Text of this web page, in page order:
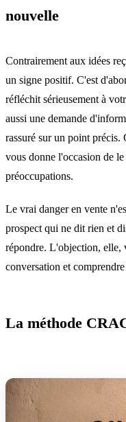
nouvelle
Contrairement aux idées
un signe positif. C'est
réfléchit sérieusement à
aussi une demande
rassuré sur un point
vous donne l'occasion de
préoccupations.
Le vrai danger en vente
prospect qui ne dit rien et
répondre. L'objection, elle,
conversation et
La méthode